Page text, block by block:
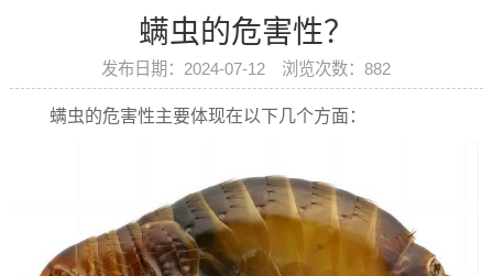
螨虫的危害性？
发布日期：2024-07-12 浏览次数：882
螨虫的危害性主要体现在以下几个方面：